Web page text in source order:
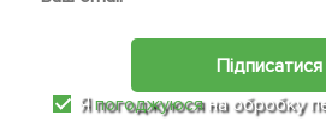
Підписатися
Япогоджуюсяна обробку